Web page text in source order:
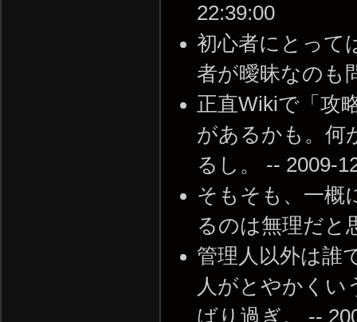
22:39:00
初心者にとって
者が曖昧なのも
正直Wikiで「攻
があるかも。何
るし。 -- 2009-
そもそも、一概
るのは無理だと
管理人以外は誰
人がとやかくい
ばり過ぎ。 --